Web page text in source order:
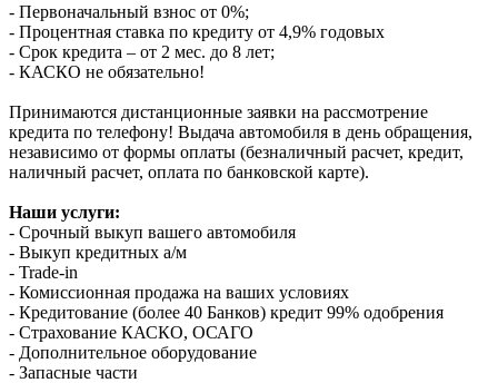
- Первоначальный взнос от 0%;
- Процентная ставка по кредиту от 4,9% годовых
- Срок кредита – от 2 мес. до 8 лет;
- КАСКО не обязательно!
Принимаются дистанционные заявки на рассмотрение
кредита по телефону! Выдача автомобиля в день обращения,
независимо от формы оплаты (безналичный расчет, кредит,
наличный расчет, оплата по банковской карте).
Наши услуги:
- Срочный выкуп вашего автомобиля
- Выкуп кредитных а/м
- Trade-in
- Комиссионная продажа на ваших условиях
- Кредитование (более 40 Банков) кредит 99% одобрения
- Страхование КАСКО, ОСАГО
- Дополнительное оборудование
- Запасные части